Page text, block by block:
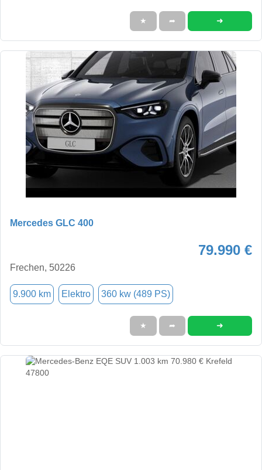
★ ➦ ➜
Mercedes GLC 400
79.990 €
Frechen, 50226
9.900 km Elektro 360 kw (489 PS)
★ ➦ ➜